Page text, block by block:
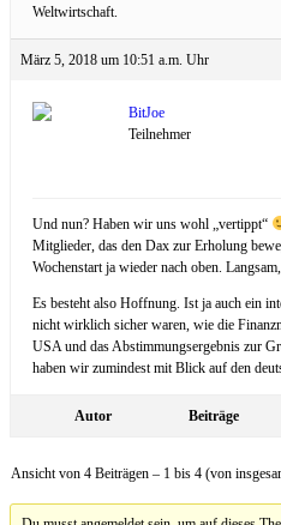
Weltwirtschaft.
März 5, 2018 um 10:51 a.m. Uhr
BitJoe
Teilnehmer
Und nun? Haben wir uns wohl „vertippt“
Mitglieder, das den Dax zur Erholung
Wochenstart ja wieder nach oben.
Es besteht also Hoffnung. Ist ja auch ein
nicht wirklich sicher waren, wie die
USA und das Abstimmungsergebnis zur
haben wir zumindest mit Blick auf den
Autor Beiträge
Ansicht von 4 Beiträgen – 1 bis 4 (von